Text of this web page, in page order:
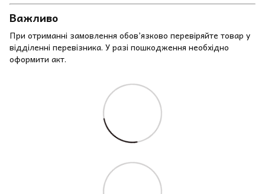
Важливо
При отриманні замовлення обов’язково перевіряйте товар у
відділенні перевізника. У разі пошкодження необхідно
оформити акт.